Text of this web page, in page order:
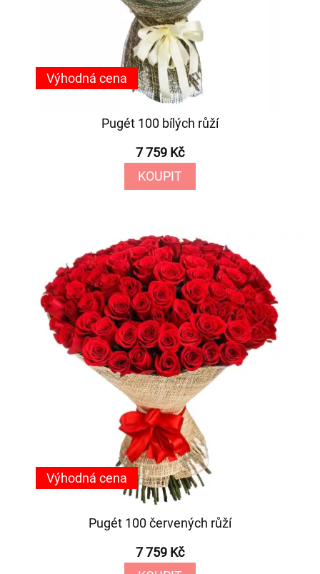
Pugét 100 bílých růží
7 759 Kč
KOUPIT
Výhodná cena
Pugét 100 červených růží
7 759 Kč
Výhodná cena